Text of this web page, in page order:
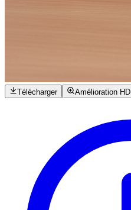
Télécharger Amélioration HD